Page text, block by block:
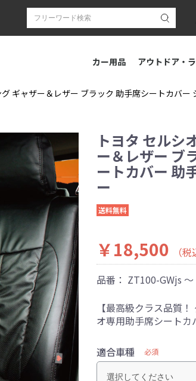
カー用品 アウトドア・
ギャザー＆レザー ブラック 助手席シートカバ
トヨタ セルシ
ー＆レザー ブ
ートカバー 助
ー
送料無料
￥18,500
（税
品番： ZT100-GWjs
【最高級クラス品質
オ専用助手席シートカ
適合車種 必須